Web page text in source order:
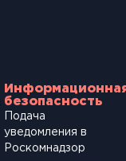
безопасность
Подача
уведомления в
Роскомнадзор